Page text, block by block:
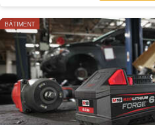
BÂTIMENT